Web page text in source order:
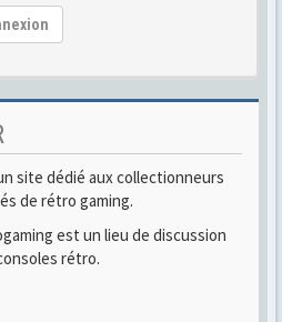
site dédié aux collectionneurs
de rétro gaming.
est un lieu de discussion
rétro.